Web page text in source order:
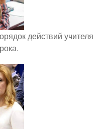
действий учителя